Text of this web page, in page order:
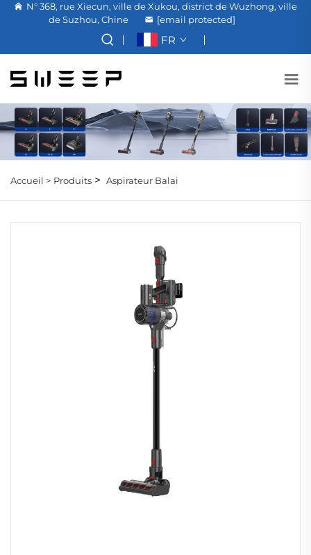
N° 368, rue Xiecun, ville de Xukou, district de Wuzhong, ville
de Suzhou, Chine
[email protected]
FR
Accueil > Produits > Aspirateur Balai